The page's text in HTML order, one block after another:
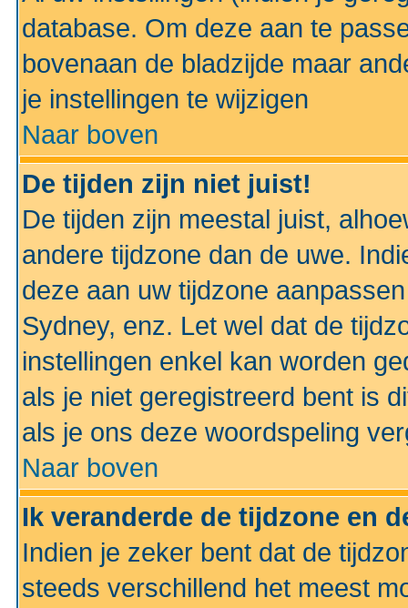
database. Om deze aan te
bovenaan de bladzijde maar
je instellingen te wijzigen
Naar boven
De tijden zijn niet juist!
De tijden zijn meestal juist,
andere tijdzone dan de uwe.
deze aan uw tijdzone
Sydney, enz. Let wel dat de
instellingen enkel kan worden
als je niet geregistreerd bent is
als je ons deze woordspeling
Naar boven
Ik veranderde de tijdzone en
Indien je zeker bent dat de
steeds verschillend het meest